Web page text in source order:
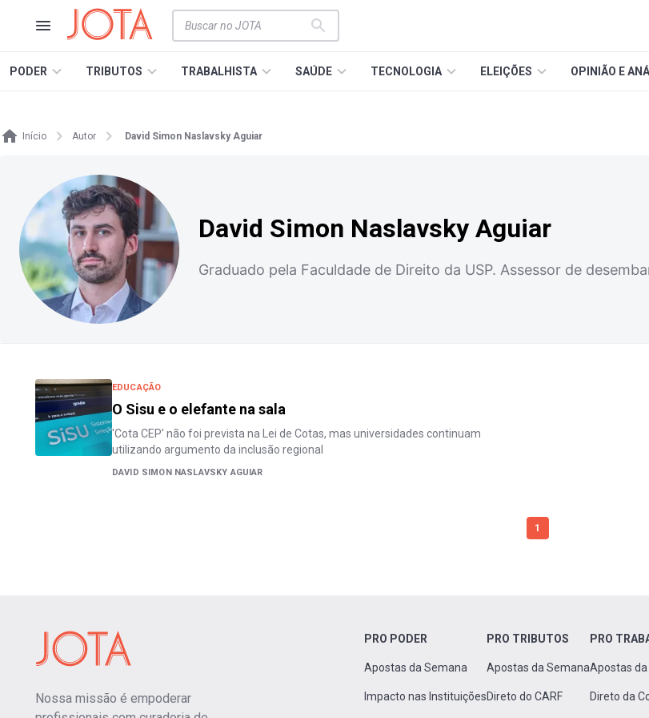
PODER TRIBUTOS TRABALHISTA SAÚDE TECNOLOGIA ELEIÇÕES OPINIÃO E
Início Autor David Simon Naslavsky Aguiar
David Simon Naslavsky Aguiar
Graduado pela Faculdade de Direito da USP. Assessor de
EDUCAÇÃO
O Sisu e o elefante na sala
'Cota CEP' não foi prevista na Lei de Cotas, mas universidades continuam
utilizando argumento da inclusão regional
DAVID SIMON NASLAVSKY AGUIAR
1
Nossa missão é empoderar
PRO PODER
Apostas da Semana
Impacto nas Instituições
PRO TRIBUTOS
Apostas da Semana
Direto do CARF
PRO
Apostas
Direto da